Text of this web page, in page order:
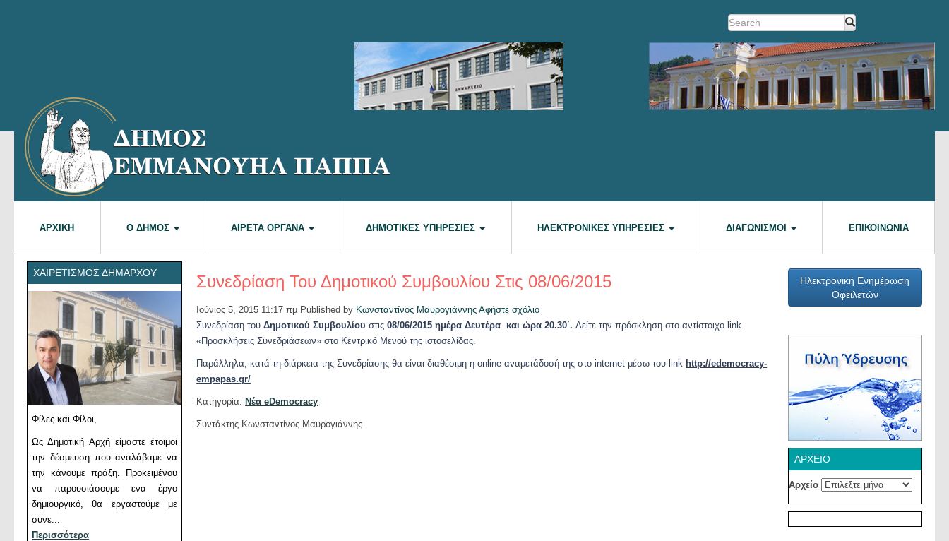
ΑΡΧΙΚΉ Ο ΔΉΜΟΣ ΑΙΡΕΤΆ ΌΡΓΑΝΑ ΔΗΜΟΤΙΚΈΣ ΥΠΗΡΕΣΊΕΣ ΗΛΕΚΤΡΟΝΙΚΈΣ ΥΠΗΡΕΣΊΕΣ ΔΙΑΓΩΝΙΣΜΟΊ ΕΠΙΚΟΙΝΩΝΊΑ
Ηλεκτρονική Ενημέρωση
Οφειλετών
ΑΡΧΕΊΟ
Αρχείο
ΧΑΙΡΕΤΙΣΜΌΣ ΔΗΜΆΡΧΟΥ
Φίλες και Φίλοι,
Ως Δημοτική Αρχή είμαστε έτοιμοι
την δέσμευση που αναλάβαμε να
την κάνουμε πράξη. Προκειμένου
να παρουσιάσουμε ενα έργο
δημιουργικό, θα εργαστούμε με
σύνε...
Περισσότερα
Συνεδρίαση Του Δημοτικού Συμβουλίου Στις 08/06/2015
Ιούνιος 5, 2015 11:17 πμ Published by Κωνσταντίνος Μαυρογιάννης Αφήστε σχόλιο
Συνεδρίαση τουΔημοτικού Συμβουλίουστις08/06/2015 ημέρα Δευτέρα και ώρα 20.30΄. Δείτε την πρόσκληση στο αντίστοιχο link
«Προσκλήσεις Συνεδριάσεων» στο Κεντρικό Μενού της ιστοσελίδας.
Παράλληλα, κατά τη διάρκεια της Συνεδρίασης θα είναι διαθέσιμη η online αναμετάδοσή της στο internet μέσω του link http://edemocracy-
empapas.gr/
Κατηγορία: Νέα eDemocracy
Συντάκτης Κωνσταντίνος Μαυρογιάννης